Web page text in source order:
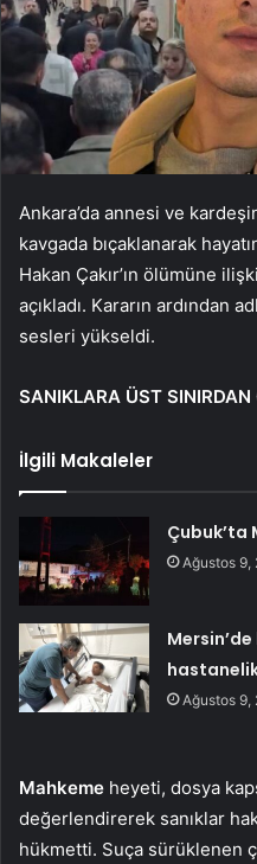
Ankara’da annesi ve
kavgada bıçaklanarak
Hakan Çakır’ın ölümüne
açıkladı. Kararın ardından
sesleri yükseldi.
SANIKLARA ÜST SINIRDAN
İlgili Makaleler
Çubuk’ta
Ağustos 9,
Ağustos 9,
Mahkeme heyeti, dosya
değerlendirerek sanıklar
hükmetti. Suça sürüklenen